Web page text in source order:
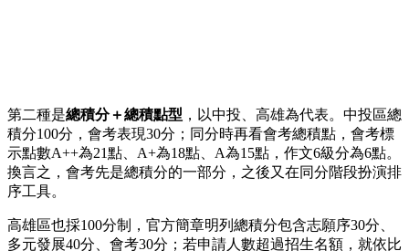
第二種是總積分＋總積點型 ，以中投、高雄為代表。中投區總
積分100分，會考表現30分；同分時再看會考總積點，會考標
示點數A++為21點、A+為18點、A為15點，作文6級分為6點。
換言之，會考先是總積分的一部分，之後又在同分階段扮演排
序工具。
高雄區也採100分制，官方簡章明列總積分包含志願序30分、
多元發展40分、會考30分；若申請人數超過招生名額，就依比